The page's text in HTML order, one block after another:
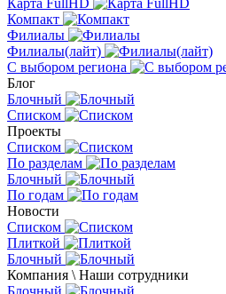
Карта FullHD
Компакт
Филиалы
Филиалы(лайт)
С выбором региона
Блог
Блочный
Списком
Проекты
Списком
По разделам
Блочный
По годам
Новости
Списком
Плиткой
Блочный
Компания \ Наши сотрудники
Блочный